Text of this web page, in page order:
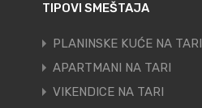
TIPOVI SMEŠTAJA
PLANINSKE KUĆE NA TARI
APARTMANI NA TARI
VIKENDICE NA TARI